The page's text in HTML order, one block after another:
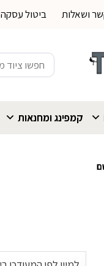
ושאלות ביטול עסקה
חיפוש
עבור:
קמפינג ומחנאות